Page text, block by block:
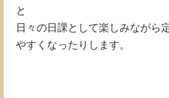
と
日々の日課として楽しみながら
やすくなったりします。